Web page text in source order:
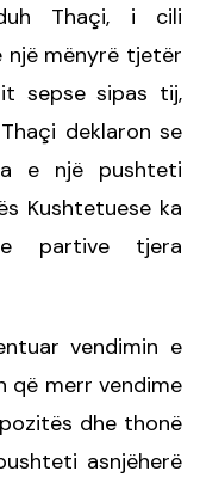
Thaçi, i cili
një mënyrë tjetër
sepse sipas tij,
deklaron se
e një pushteti
Kushtetuese ka
partive tjera
vendimin e
që merr vendime
dhe thonë
asnjëherë